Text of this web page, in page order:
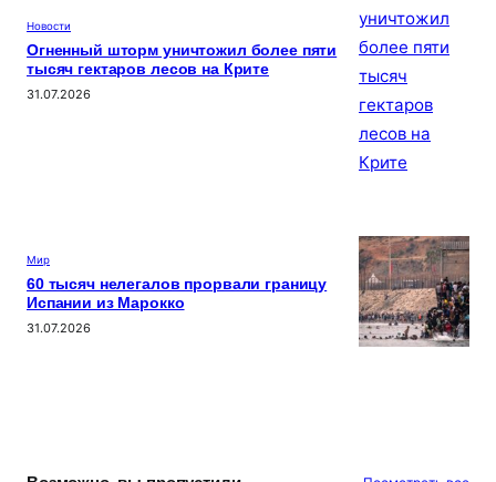
Новости
Огненный шторм уничтожил более пяти
тысяч гектаров лесов на Крите
31.07.2026
Мир
60 тысяч нелегалов прорвали границу
Испании из Марокко
31.07.2026